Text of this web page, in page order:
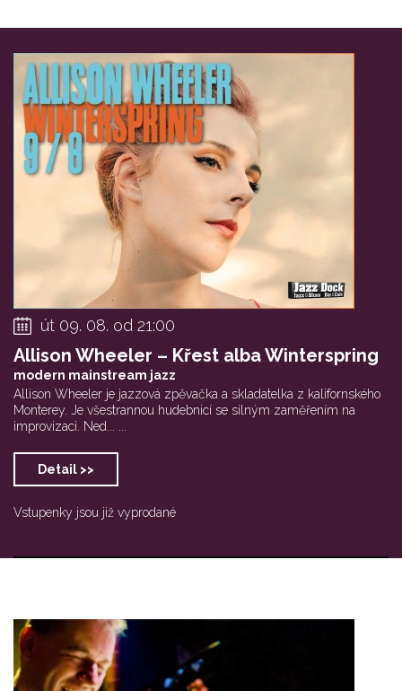
út 09. 08. od 21:00
Allison Wheeler – Křest alba Winterspring
modern mainstream jazz
Allison Wheeler je jazzová zpěvačka a skladatelka z kalifornského
Monterey. Je všestrannou hudebnicí se silným zaměřením na
improvizaci. Ned... ...
Detail >>
Vstupenky jsou již vyprodané